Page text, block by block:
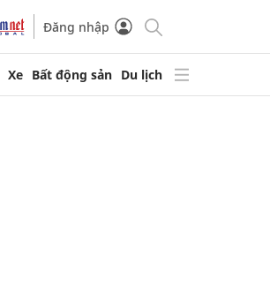
Đăng nhập
Xe Bất động sản Du lịch